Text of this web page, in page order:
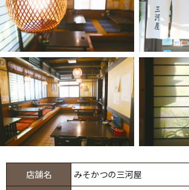
店舗名
みそかつの三河屋